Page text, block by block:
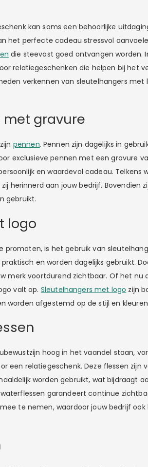
kan soms een behoorlijke
het perfecte cadeau stressvol
die steevast goed ontvangen worden.
relatiegeschenken die helpen bij het
verkennen van sleutelhangers met
met gravure
pennen. Pennen zijn dagelijks in
exclusieve pennen met een gravure
en waardevol cadeau. Telkens
herinnerd aan jouw bedrijf. Bovendien
gebruikt.
logo
is het gebruik van
en worden dagelijks gebruikt.
merk voortdurend zichtbaar. Of het nu
valt op. Sleutelhangers met logo zijn
worden afgestemd op de stijl en
hoog in het vaandel staan,
een relatiegeschenk. Deze flessen zijn
worden gebruikt, wat bijdraagt
garandeert continue
te nemen, waardoor jouw bedrijf